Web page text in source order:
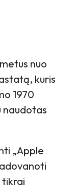
nuo
kuris
1970
naudotas
„Apple
tikrai